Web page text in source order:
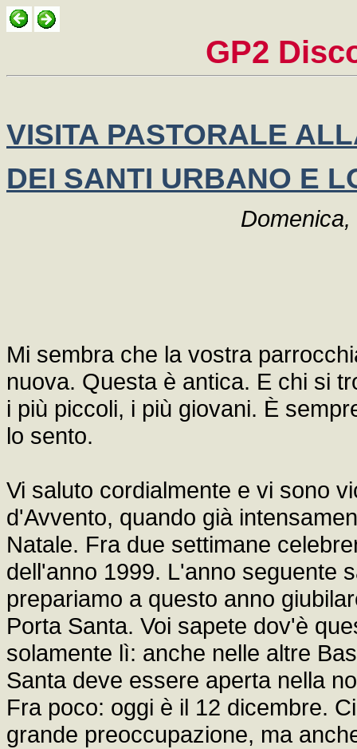
GP2
VISITA PASTORALE
DEI SANTI URBANO E
Mi sembra che la vostra
nuova. Questa è antica. E chi si
i più piccoli, i più giovani. È
lo sento.
Vi saluto cordialmente e vi sono
d'Avvento, quando già
Natale. Fra due settimane
dell'anno 1999. L'anno seguente
prepariamo a questo anno
Porta Santa. Voi sapete dov'è
solamente lì: anche nelle altre
Santa deve essere aperta nella
Fra poco: oggi è il 12 dicembre.
grande preoccupazione, ma